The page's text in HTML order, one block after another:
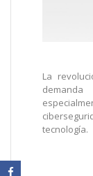
La
tecnología.